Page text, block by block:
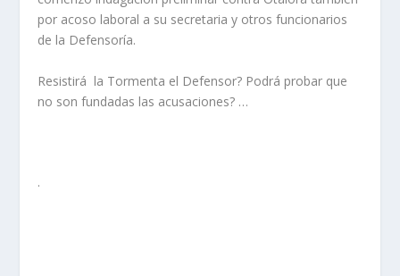
por acoso laboral a su secretaria y otros funcionarios
de la Defensoría.
Resistirá la Tormenta el Defensor? Podrá probar que
no son fundadas las acusaciones? …
.